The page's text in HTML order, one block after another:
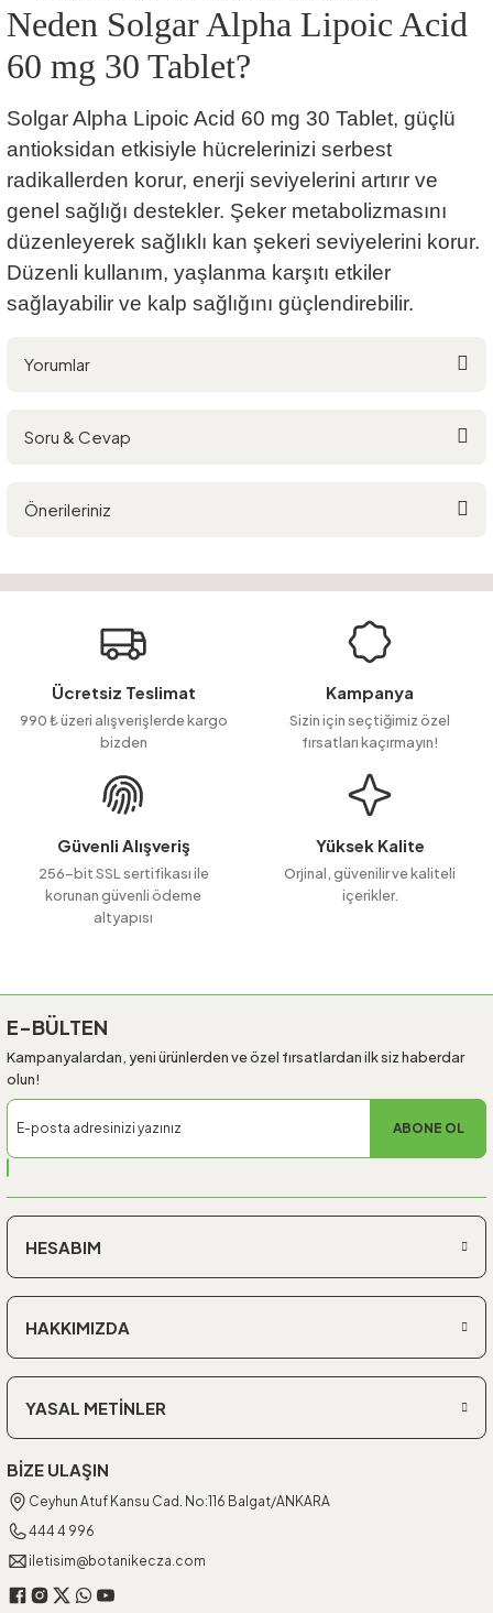
Neden Solgar Alpha Lipoic Acid
60 mg 30 Tablet?
Solgar Alpha Lipoic Acid 60 mg 30 Tablet, güçlü
antioksidan etkisiyle hücrelerinizi serbest
radikallerden korur, enerji seviyelerini artırır ve
genel sağlığı destekler. Şeker metabolizmasını
düzenleyerek sağlıklı kan şekeri seviyelerini korur.
Düzenli kullanım, yaşlanma karşıtı etkiler
sağlayabilir ve kalp sağlığını güçlendirebilir.
Yorumlar
Soru & Cevap
Soru Sor
Önerileriniz
Görüş ve önerileriniz için teşekkür ederiz.
Ürün resmi kalitesiz, bozuk veya görüntülenemiyor.
Ürün açıklamasında eksik bilgiler bulunuyor.
Ürün bilgilerinde hatalar bulunuyor.
Ürün fiyatı diğer sitelerden daha pahalı.
Bu ürüne benzer farklı alternatifler olmalı.
Ücretsiz Teslimat
990 ₺ üzeri alışverişlerde kargo
bizden
Kampanya
Sizin için seçtiğimiz özel
fırsatları kaçırmayın!
Güvenli Alışveriş
256-bit SSL sertifikası ile
korunan güvenli ödeme
altyapısı
Yüksek Kalite
Orjinal, güvenilir ve kaliteli
içerikler.
E-BÜLTEN
Kampanyalardan, yeni ürünlerden ve özel fırsatlardan ilk siz haberdar
olun!
ABONE OL
HESABIM
HAKKIMIZDA
YASAL METİNLER
BİZE ULAŞIN
Ceyhun Atuf Kansu Cad. No:116 Balgat/ANKARA
444 4 996
iletisim@botanikecza.com